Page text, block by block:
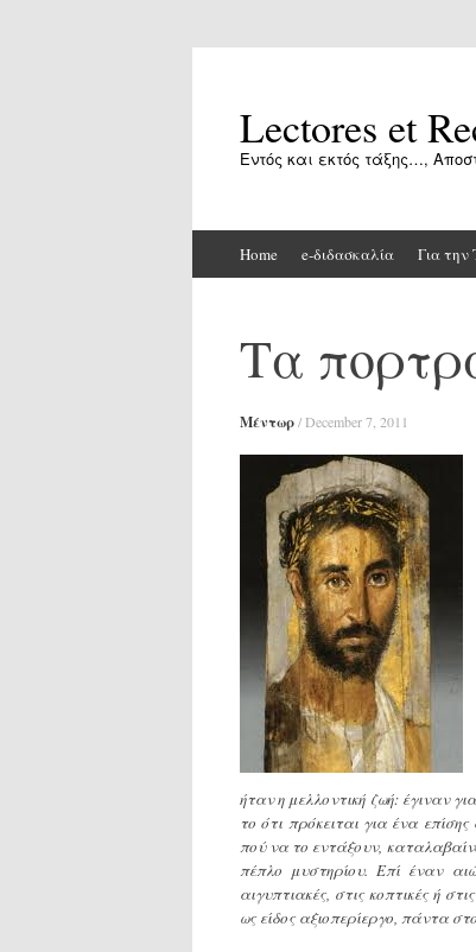
Lectores et
Εντός και εκτός τάξης…,
to
Home e-διδασκαλία Για την
Τα
Μέντωρ/ December 7, 2011
ήταν η μελλοντική ζωή: έγιναν
το ότι πρόκειται για ένα
πού να το εντάξουν,
πέπλο μυστηρίου. Επί έναν
αιγυπτιακές, στις κοπτικές ή
ως είδος αξιοπερίεργο, πάντα